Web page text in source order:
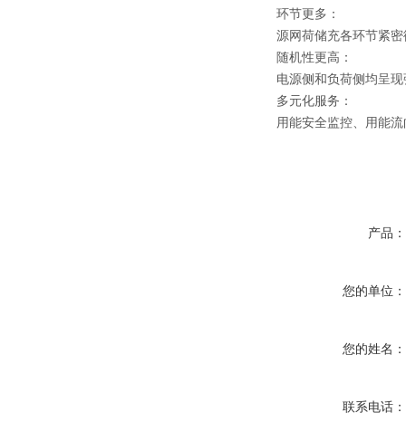
环节更多：
源网荷储充各环节紧
随机性更高：
电源侧和负荷侧均呈
多元化服务：
用能安全监控、用能
产品：
您的单位：
您的姓名：
联系电话：